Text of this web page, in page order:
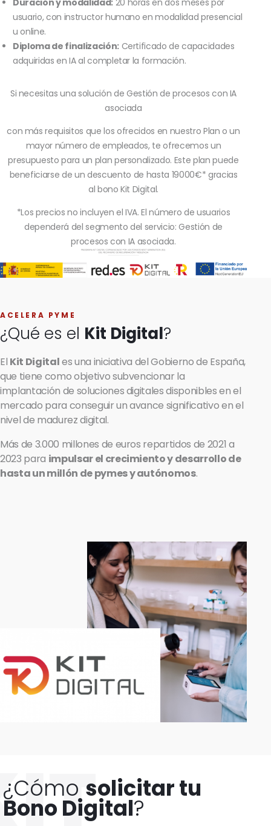
Duración y modalidad:20 horas en dos meses por
usuario, con instructor humano en modalidad presencial
u online.
Diploma de finalización:Certificado de capacidades
adquiridas en IA al completar la formación.
Si necesitas una solución de Gestión de procesos con IA
asociada
con más requisitos que los ofrecidos en nuestro Plan o un
mayor número de empleados, te ofrecemos un
presupuesto para un plan personalizado. Este plan puede
beneficiarse de un descuento de hasta 19000€* gracias
al bono Kit Digital.
*Los precios no incluyen el IVA. El número de usuarios
dependerá del segmento del servicio: Gestión de
procesos con IA asociada.
ACELERA PYME
¿Qué es el Kit Digital?
El Kit Digitales una iniciativa del Gobierno de España,
que tiene como objetivo subvencionar la
implantación de soluciones digitales disponibles en el
mercado para conseguir un avance significativo en el
nivel de madurez digital.
Más de 3.000 millones de euros repartidos de 2021 a
2023 para impulsar el crecimiento y desarrollo de
hasta un millón de pymes y autónomos.
¿Cómo solicitar tu
Bono Digital?